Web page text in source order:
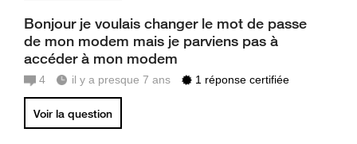
Bonjour je voulais changer le mot de passe
de mon modem mais je parviens pas à
accéder à mon modem
4 il y a presque 7 ans 1 réponse certifiée
Voir la question